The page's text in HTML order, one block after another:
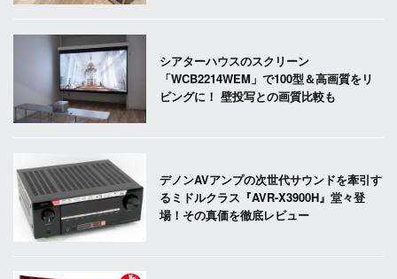
シアターハウスのスクリーン
「WCB2214WEM」で100型＆高画質をリ
ビングに！ 壁投写との画質比較も
デノンAVアンプの次世代サウンドを牽引す
るミドルクラス『AVR-X3900H』堂々登
場！その真価を徹底レビュー